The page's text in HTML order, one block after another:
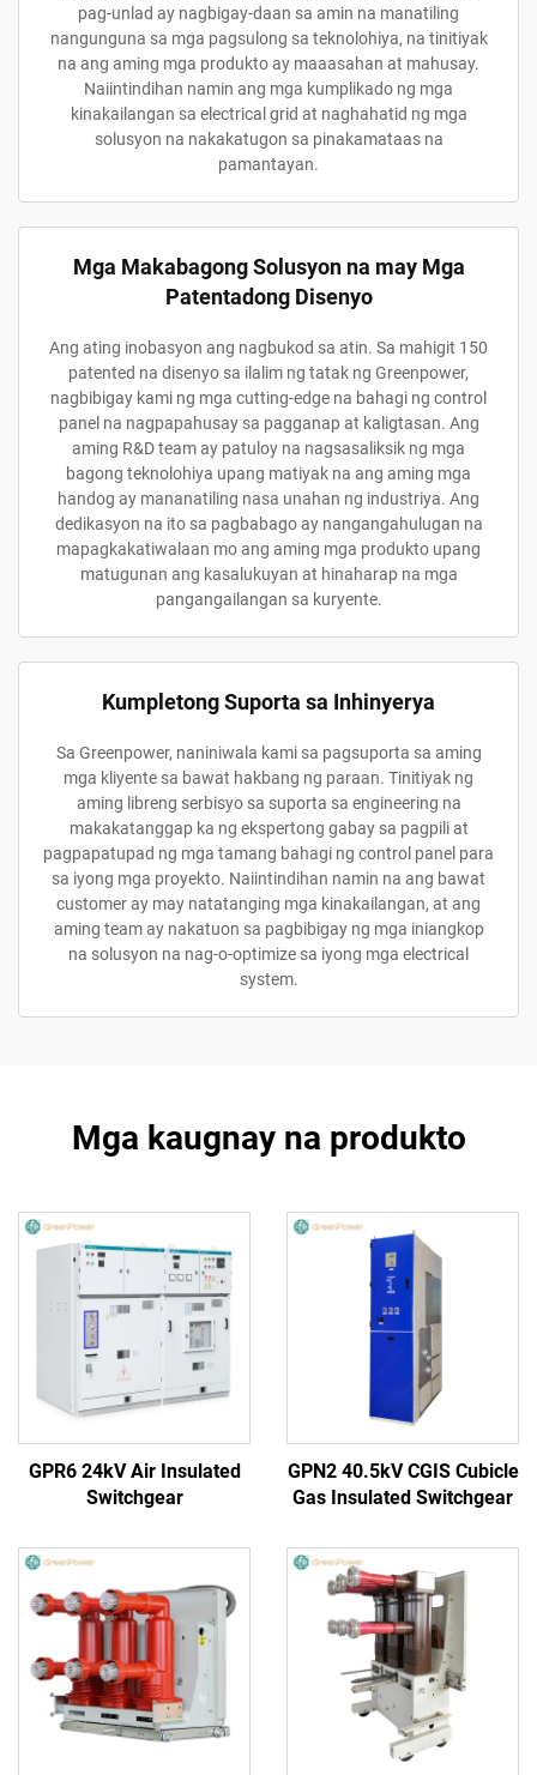
pag-unlad ay nagbigay-daan sa amin na manatiling
nangunguna sa mga pagsulong sa teknolohiya, na tinitiyak
na ang aming mga produkto ay maaasahan at mahusay.
Naiintindihan namin ang mga kumplikado ng mga
kinakailangan sa electrical grid at naghahatid ng mga
solusyon na nakakatugon sa pinakamataas na
pamantayan.
Mga Makabagong Solusyon na may Mga
Patentadong Disenyo
Ang ating inobasyon ang nagbukod sa atin. Sa mahigit 150
patented na disenyo sa ilalim ng tatak ng Greenpower,
nagbibigay kami ng mga cutting-edge na bahagi ng control
panel na nagpapahusay sa pagganap at kaligtasan. Ang
aming R&D team ay patuloy na nagsasaliksik ng mga
bagong teknolohiya upang matiyak na ang aming mga
handog ay mananatiling nasa unahan ng industriya. Ang
dedikasyon na ito sa pagbabago ay nangangahulugan na
mapagkakatiwalaan mo ang aming mga produkto upang
matugunan ang kasalukuyan at hinaharap na mga
pangangailangan sa kuryente.
Kumpletong Suporta sa Inhinyerya
Sa Greenpower, naniniwala kami sa pagsuporta sa aming
mga kliyente sa bawat hakbang ng paraan. Tinitiyak ng
aming libreng serbisyo sa suporta sa engineering na
makakatanggap ka ng ekspertong gabay sa pagpili at
pagpapatupad ng mga tamang bahagi ng control panel para
sa iyong mga proyekto. Naiintindihan namin na ang bawat
customer ay may natatanging mga kinakailangan, at ang
aming team ay nakatuon sa pagbibigay ng mga iniangkop
na solusyon na nag-o-optimize sa iyong mga electrical
system.
Mga kaugnay na produkto
GPR6 24kV Air Insulated
Switchgear
GPN2 40.5kV CGIS Cubicle
Gas Insulated Switchgear